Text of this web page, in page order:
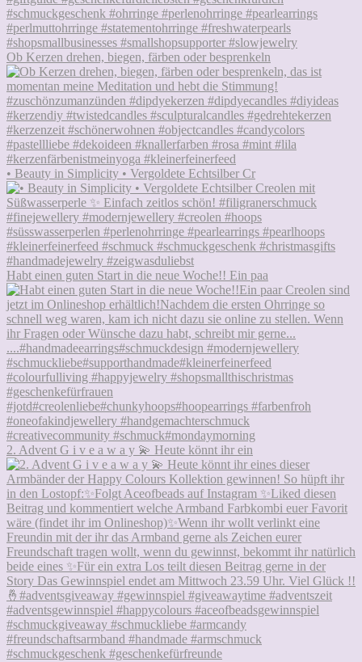
Ob Kerzen drehen, biegen, färben oder besprenkeln
• Beauty in Simplicity • Vergoldete Echtsilber Cr
Habt einen guten Start in die neue Woche!! Ein paa
2. Advent G i v e a w a y 💫 Heute könnt ihr ein